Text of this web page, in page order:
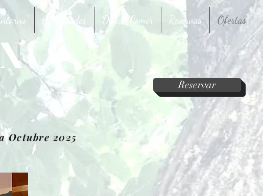
Actividades Dónde Comer Reservas Ofertas
Etxea
Reservar
Octubre 2025